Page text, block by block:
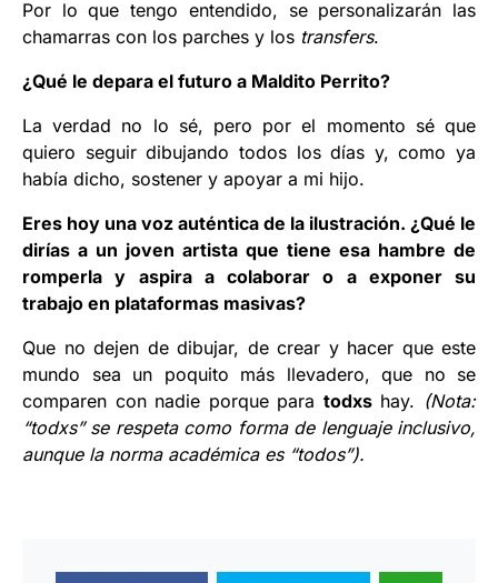
Por lo que tengo entendido, se personalizarán las
chamarras con los parches y los transfers.
¿Qué le depara el futuro a Maldito Perrito?
La verdad no lo sé, pero por el momento sé que
quiero seguir dibujando todos los días y, como ya
había dicho, sostener y apoyar a mi hijo.
Eres hoy una voz auténtica de la ilustración. ¿Qué le
dirías a un joven artista que tiene esa hambre de
romperla y aspira a colaborar o a exponer su
trabajo en plataformas masivas?
Que no dejen de dibujar, de crear y hacer que este
mundo sea un poquito más llevadero, que no se
comparen con nadie porque para todxshay. (Nota:
“todxs” se respeta como forma de lenguaje inclusivo,
aunque la norma académica es “todos”).